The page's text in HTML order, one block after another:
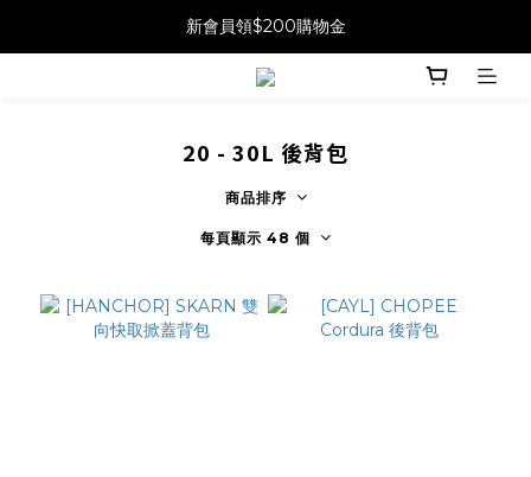
新會員領$200購物金
20 - 30L 後背包
商品排序
每頁顯示 48 個